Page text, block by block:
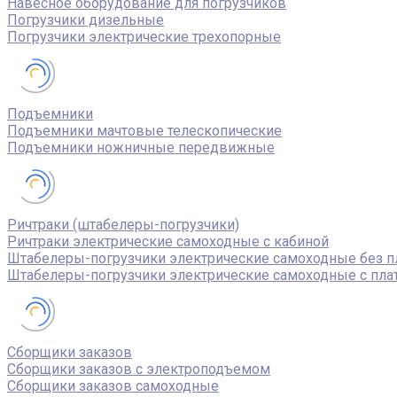
Погрузчики дизельные
Погрузчики электрические трехопорные
Подъемники
Подъемники мачтовые телескопические
Подъемники ножничные передвижные
Ричтраки (штабелеры-погрузчики)
Ричтраки электрические самоходные с кабиной
Штабелеры-погрузчики электрические самоходные без
Штабелеры-погрузчики электрические самоходные с
Сборщики заказов
Сборщики заказов с электроподъемом
Сборщики заказов самоходные